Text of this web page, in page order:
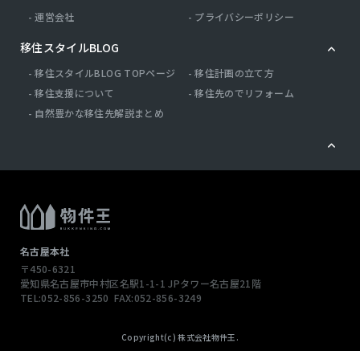
運営会社 プライバシーポリシー
移住スタイルBLOG
移住スタイルBLOG TOPページ
移住計画の立て方
移住支援について
移住先のでリフォーム
自然豊かな移住先解説まとめ
名古屋本社
〒450-6321
愛知県名古屋市中村区名駅1-1-1JPタワー名古屋21階
TEL:052-856-3250FAX:052-856-3249
Copyright(c) 株式会社物件王.